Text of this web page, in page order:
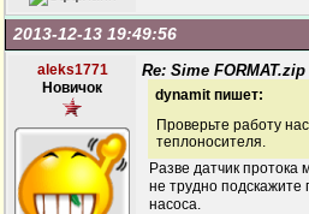
2013-12-13 19:49:56
aleks1771
Новичок
Re: Sime FORMAT.zip
dynamit пишет:
Проверьте работу
теплоносителя.
Разве датчик протока
не трудно подскажите
насоса.